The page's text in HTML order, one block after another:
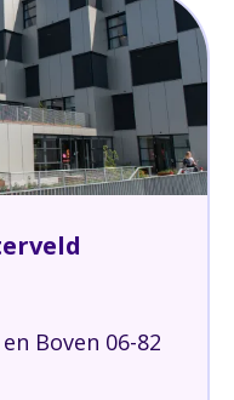
Boven 06-82